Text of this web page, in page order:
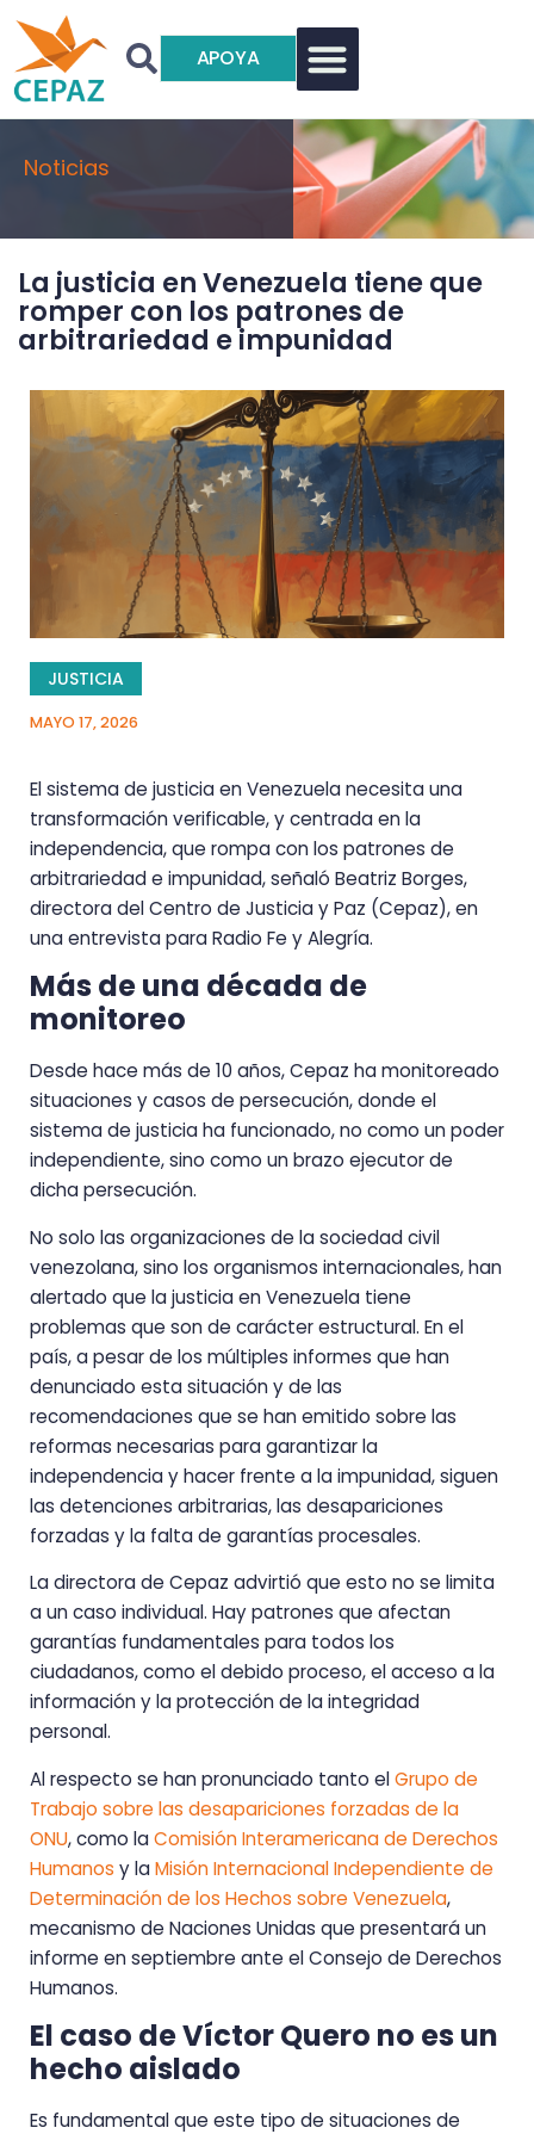
APOYA
Noticias
La justicia en Venezuela tiene que
romper con los patrones de
arbitrariedad e impunidad
JUSTICIA
MAYO 17, 2026
El sistema de justicia en Venezuela necesita una
transformación verificable, y centrada en la
independencia, que rompa con los patrones de
arbitrariedad e impunidad, señaló Beatriz Borges,
directora del Centro de Justicia y Paz (Cepaz), en
una entrevista para Radio Fe y Alegría.
Más de una década de
monitoreo
Desde hace más de 10 años, Cepaz ha monitoreado
situaciones y casos de persecución, donde el
sistema de justicia ha funcionado, no como un poder
independiente, sino como un brazo ejecutor de
dicha persecución.
No solo las organizaciones de la sociedad civil
venezolana, sino los organismos internacionales, han
alertado que la justicia en Venezuela tiene
problemas que son de carácter estructural. En el
país, a pesar de los múltiples informes que han
denunciado esta situación y de las
recomendaciones que se han emitido sobre las
reformas necesarias para garantizar la
independencia y hacer frente a la impunidad, siguen
las detenciones arbitrarias, las desapariciones
forzadas y la falta de garantías procesales.
La directora de Cepaz advirtió que esto no se limita
a un caso individual. Hay patrones que afectan
garantías fundamentales para todos los
ciudadanos, como el debido proceso, el acceso a la
información y la protección de la integridad
personal.
Al respecto se han pronunciado tanto elGrupo de
Trabajo sobre las desapariciones forzadas de la
ONU, como laComisión Interamericana de Derechos
Humanos y laMisión Internacional Independiente de
Determinación de los Hechos sobre Venezuela,
mecanismo de Naciones Unidas que presentará un
informe en septiembre ante el Consejo de Derechos
Humanos.
El caso de Víctor Quero no es un
hecho aislado
Es fundamental que este tipo de situaciones de